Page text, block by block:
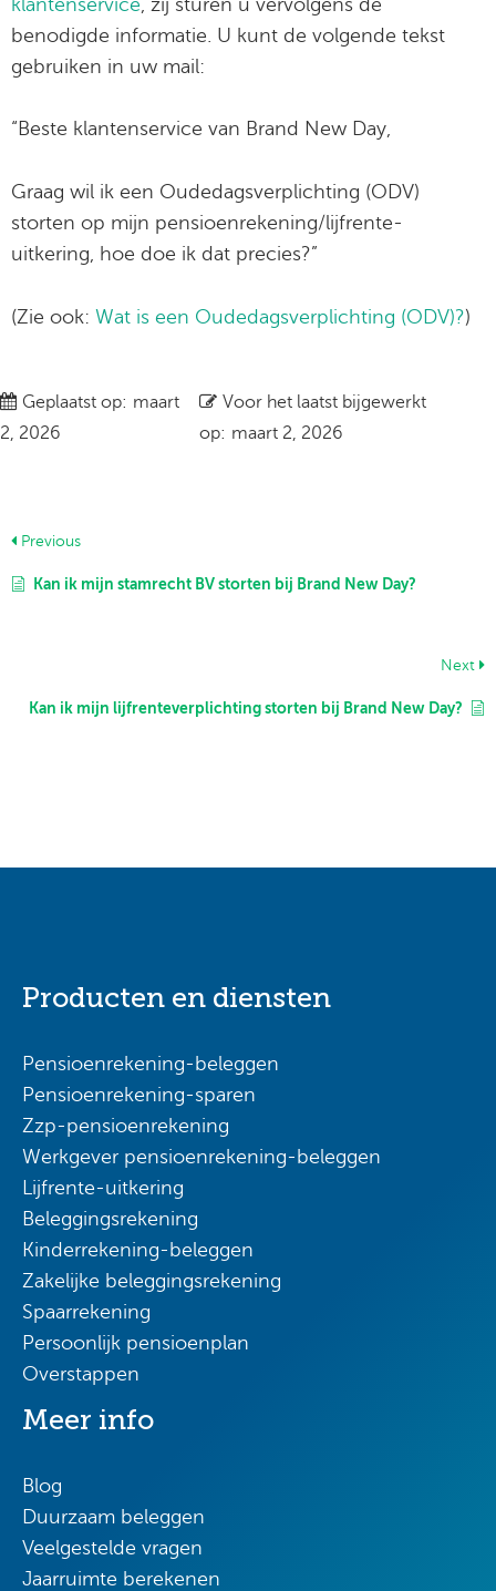
benodigde informatie. U kunt de volgende tekst
gebruiken in uw mail:
“Beste klantenservice van Brand New Day,
Graag wil ik een Oudedagsverplichting (ODV)
storten op mijn pensioenrekening/lijfrente-
uitkering, hoe doe ik dat precies?”
(Zie ook: Wat is een Oudedagsverplichting (ODV)?)
Geplaatst op: maart
2, 2026
Voor het laatst bijgewerkt
op: maart 2, 2026
Previous
Kan ik mijn stamrecht BV storten bij Brand New Day?
Next
Kan ik mijn lijfrenteverplichting storten bij Brand New Day?
Producten en diensten
Pensioenrekening-beleggen
Pensioenrekening-sparen
Zzp-pensioenrekening
Werkgever pensioenrekening-beleggen
Lijfrente-uitkering
Beleggingsrekening
Kinderrekening-beleggen
Zakelijke beleggingsrekening
Spaarrekening
Persoonlijk pensioenplan
Overstappen
Meer info
Blog
Duurzaam beleggen
Veelgestelde vragen
Jaarruimte berekenen